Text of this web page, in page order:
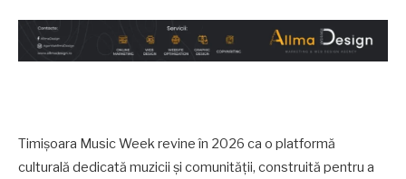
Timișoara Music Week revine în 2026 ca o platformă
culturală dedicată muzicii și comunității, construită pentru a